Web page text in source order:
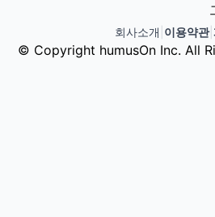
회사소개 이용약관|
© Copyright humusOn Inc. All